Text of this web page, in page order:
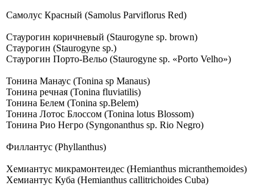
Самолус Красный (Sаmоlus Раrviflоrus Rеd)
Стаурогин коричневый (Staurogyne sp. brown)
Стаурогин (Staurogyne sp.)
Стаурогин Порто-Вельо (Staurogyne sp. «Porto Velho»)
Тонина Манаус (Tonina sp Manaus)
Тонина речная (Tonina fluviatilis)
Тонина Белем (Tonina sp.Belem)
Тонина Лотос Блоссом (Tonina lotus Blossom)
Тонина Рио Негро (Syngonanthus sp. Rio Negro)
Филлантус (Phyllanthus)
Хемиантус микрамонтеидес (Hemianthus micranthemoides)
Хемиантус Куба (Hemianthus callitrichoides Cuba)